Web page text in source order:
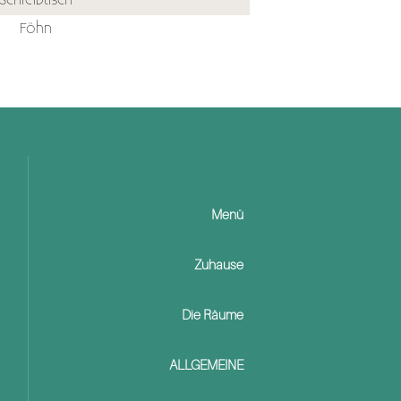
Föhn
Menü
Zuhause
Die Räume
ALLGEMEINE